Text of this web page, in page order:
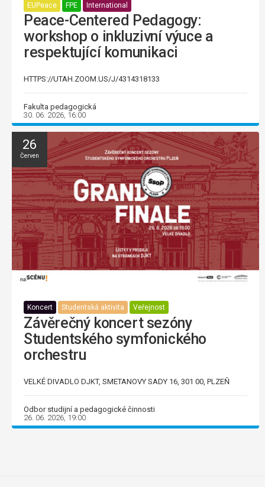
EUPeace FPE International
Peace-Centered Pedagogy:
workshop o inkluzivní výuce a
respektující komunikaci
HTTPS://UTAH.ZOOM.US/J/4314318133
Fakulta pedagogická
30. 06. 2026, 16:00
26
Červen
Koncert Studentská aktivita Veřejnost
Závěrečný koncert sezóny
Studentského symfonického
orchestru
VELKÉ DIVADLO DJKT, SMETANOVY SADY 16, 301 00, PLZEŇ
Odbor studijní a pedagogické činnosti
26. 06. 2026, 19:00